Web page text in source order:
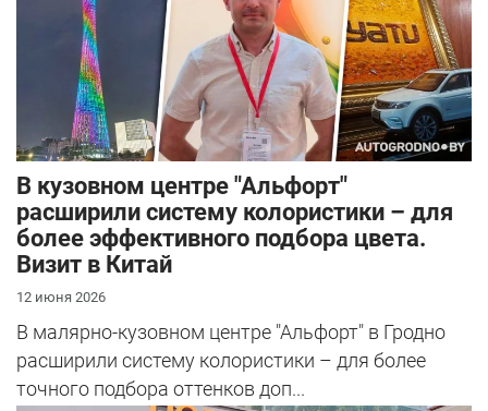
В кузовном центре "Альфорт"
расширили систему колористики – для
более эффективного подбора цвета.
Визит в Китай
12 июня 2026
В малярно-кузовном центре "Альфорт" в Гродно
расширили систему колористики – для более
точного подбора оттенков доп...